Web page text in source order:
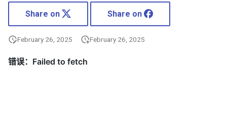
Share on Share on
February 26, 2025 February 26, 2025